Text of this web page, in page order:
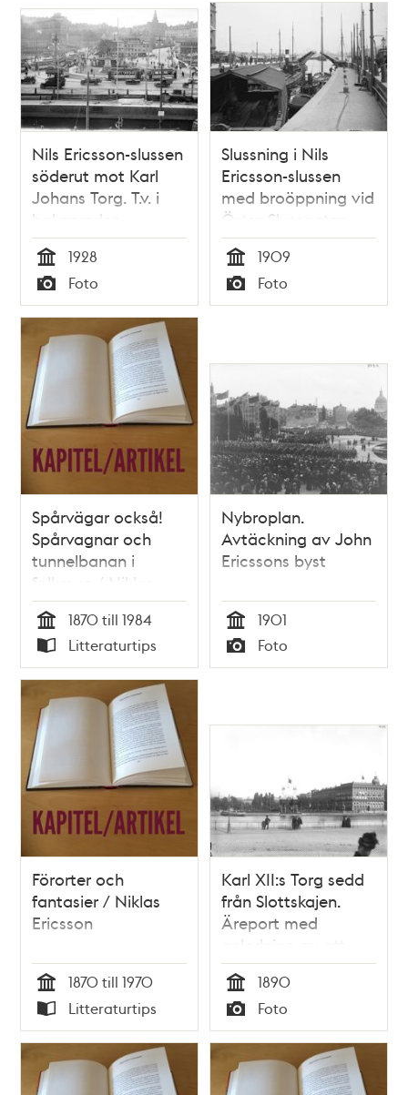
Nils Ericsson-slussen
söderut mot Karl
Johans Torg. T.v. i
bakgrunden
Katarinahissen
Tid
1928
Typ
Foto
Slussning i Nils
Ericsson-slussen
med broöppning vid
Östra Slussgatan
Tid
1909
Typ
Foto
Spårvägar också!
Spårvagnar och
tunnelbanan i
folkmun / Niklas
Ericsson
Tid
1870 till 1984
Typ
Litteraturtips
Nybroplan.
Avtäckning av John
Ericssons byst
Tid
1901
Typ
Foto
Förorter och
fantasier / Niklas
Ericsson
Tid
1870 till 1970
Typ
Litteraturtips
Karl XII:s Torg sedd
från Slottskajen.
Äreport med
anledning av att
John Ericssons stoft
har förts till
Stockholm från USA
Tid
1890
Typ
Foto